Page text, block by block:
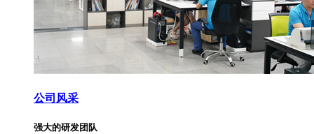
公司风采
强大的研发团队